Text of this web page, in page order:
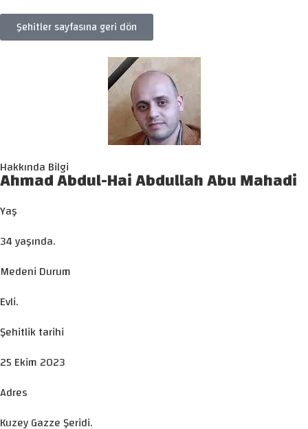
Şehitler sayfasına geri dön
Hakkında Bilgi
Ahmad Abdul-Hai Abdullah Abu Mahadi
Yaş
34 yaşında.
Medeni Durum
Evli.
Şehitlik tarihi
25 Ekim 2023
Adres
Kuzey Gazze Şeridi.